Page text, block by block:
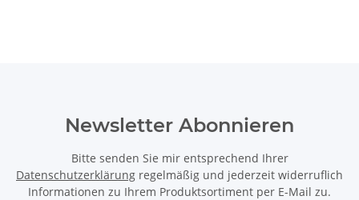
Newsletter Abonnieren
Bitte senden Sie mir entsprechend Ihrer
Datenschutzerklärung regelmäßig und jederzeit widerruflich
Informationen zu Ihrem Produktsortiment per E-Mail zu.